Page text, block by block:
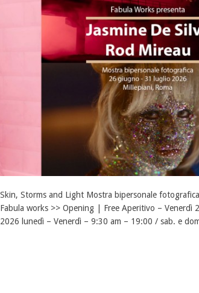
Skin, Storms and Light Mostra bipersonale
Fabula works >> Opening | Free Aperitivo –
2026 lunedì – Venerdì – 9:30 am – 19:00 / sab. e